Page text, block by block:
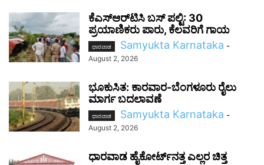
ಕೆಎಸ್‌ಆರ್‌ಟಿಸಿ ಬಸ್ ಪಲ್ಟಿ: 30
ಪ್ರಯಾಣಿಕರು ಪಾರು, ಕೆಲವರಿಗೆ ಗಾಯ
ಧಾರವಾಡ Samyukta Karnataka -
August 2, 2026
ಭೂಕುಸಿತ: ಕಾರವಾರ-ಬೆಂಗಳೂರು ರೈಲು
ಮಾರ್ಗ ಬದಲಾವಣೆ
ಧಾರವಾಡ Samyukta Karnataka -
August 2, 2026
ಧಾರವಾಡ ಹೈಕೋರ್ಟ್‌ನತ್ತ ಎಲ್ಲರ ಚಿತ್ತ